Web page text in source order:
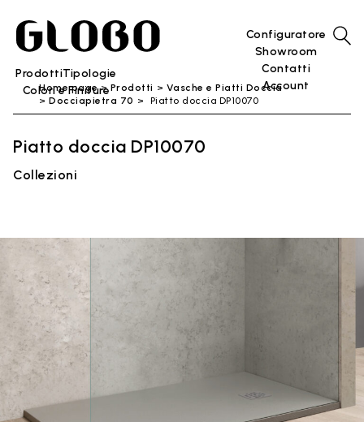
ProdottiTipologie
Colori e Finiture
Configuratore
Showroom
Contatti
Account
Home page Prodotti
Vasche e Piatti Doccia
Docciapietra 70
Piatto doccia DP10070
Piatto doccia DP10070
Collezioni